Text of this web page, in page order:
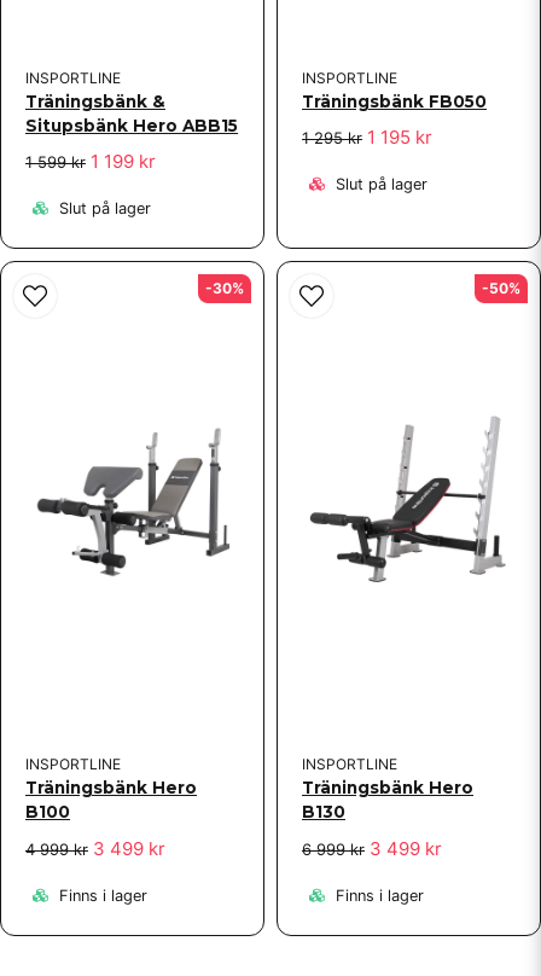
INSPORTLINE
Träningsbänk &
Situpsbänk Hero ABB15
1 599 kr 1 199 kr
Slut på lager
INSPORTLINE
Träningsbänk FB050
1 295 kr 1 195 kr
Slut på lager
INSPORTLINE
Träningsbänk Hero
B100
4 999 kr 3 499 kr
Finns i lager
-30%
INSPORTLINE
Träningsbänk Hero
B130
6 999 kr 3 499 kr
Finns i lager
-50%